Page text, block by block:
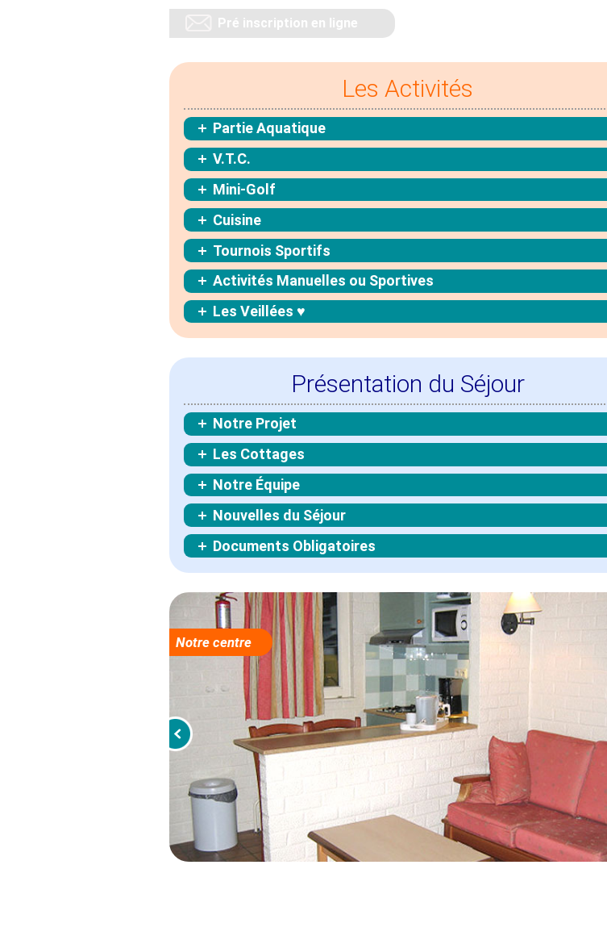
Pré inscription en ligne
Les Activités
Partie Aquatique
V.T.C.
Mini-Golf
Cuisine
Tournois Sportifs
Activités Manuelles ou Sportives
Les Veillées ♥
Présentation du Séjour
Notre Projet
Les Cottages
Notre Équipe
Nouvelles du Séjour
Documents Obligatoires
Notre centre